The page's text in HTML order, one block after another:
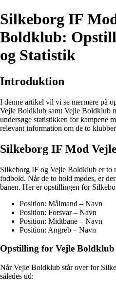
Silkeborg IF
Boldklub:
og Statistik
Introduktion
I denne artikel vil vi se nærmere på
Vejle Boldklub samt Vejle Boldklub
undersøge statistikken for kampene
relevant information om de to
Silkeborg IF Mod
Silkeborg IF og Vejle Boldklub er to
fodbold. Når de to hold mødes, er
banen. Her er opstillingen for
Position: Målmand – Navn
Position: Forsvar – Navn
Position: Midtbane – Navn
Position: Angreb – Navn
Opstilling for Vejle
Når Vejle Boldklub står over for
således ud: